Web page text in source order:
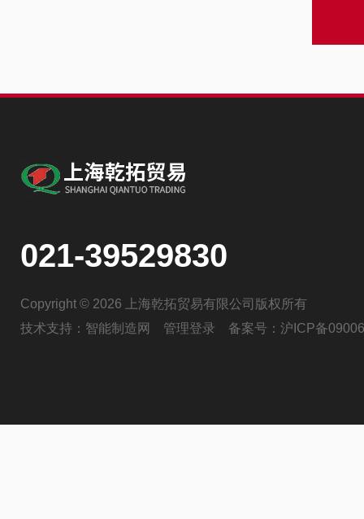
021-39529830
Copyright © 2026 上海乾拓贸易有限公司版权所有
技术支持： 智能制造网 管理登录 备案号： 沪ICP备